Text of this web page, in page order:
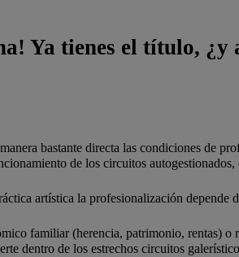
Ya tienes el título, ¿y
bastante directa las condiciones de
de los circuitos
artística la profesionalización depende
familiar (herencia, patrimonio, rentas)
dentro de los estrechos circuitos